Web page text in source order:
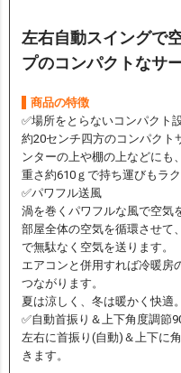
左右自動スイングで
プのコンパクトなサ
商品の特徴
✅場所をとらないコンパクト
約20センチ四方のコンパクト
ンターの上や棚の上などにも
重さ約610ｇで持ち運びもラク
✅パワフル送風
渦を巻くパワフルな風で空気
部屋全体の空気を循環させて
で無駄なく空気を送ります。
エアコンと併用すれば冷暖房
つながります。
夏は涼しく、冬は暖かく快適。
✅自動首振り＆上下角度調節
左右に首振り(自動)＆上下に
きます。